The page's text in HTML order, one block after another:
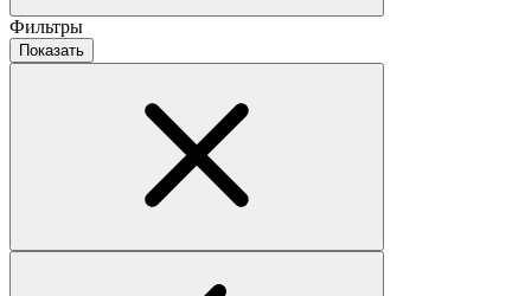
Фильтры
Показать